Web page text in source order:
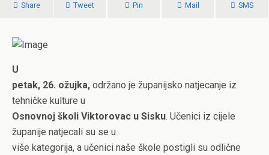
Share Tweet Pin Mail SMS
U
petak, 26. ožujka, održano je županijsko natjecanje iz
tehničke kulture u
Osnovnoj školi Viktorovac u Sisku. Učenici iz cijele
županije natjecali su se u
više kategorija, a učenici naše škole postigli su odlične